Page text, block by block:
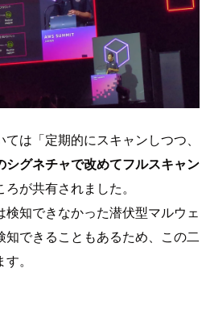
は「定期的にスキャンしつつ、
シグネチャで改めてフルスキャン
が共有されました。
知できなかった潜伏型マルウェ
知できることもあるため、この二
。